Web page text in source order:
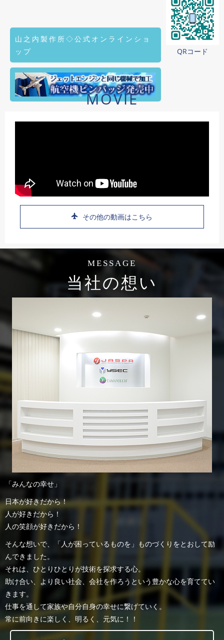
山之内製作所◇公式オンラインショ
ップ
QRコード
MOVIE
その他の動画はこちら
MESSAGE
当社の想い
「みんなの幸せ」
日本が好きだから！
人が好きだから！
人の笑顔が好きだから！
そんな想いで、「人が困っているものを」ものづくりをとおして励
んできました。
それは、ひとりひとりが技術を探求する心。
助け合い、より良い社会、会社を作ろうという豊かな心を育ててい
きます。
仕事を通して家族や自分自身の幸せに繋げていく。
常に前向きに楽しく、明るく、元気に！！